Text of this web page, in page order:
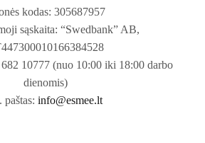
kodas: 305687957
sąskaita: “Swedbank” AB,
10777 (nuo 10:00 iki 18:00 darbo
dienomis)
paštas: info@esmee.lt